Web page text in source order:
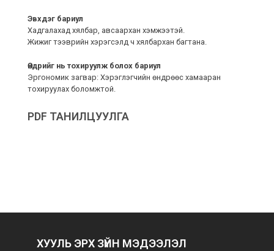
Эвхдэг бариул
Хадгалахад хялбар, авсаархан хэмжээтэй.
Жижиг тээврийн хэрэгсэлд ч хялбархан багтана.
Өндрийг нь тохируулж болох бариул
Эргономик загвар: Хэрэглэгчийн өндрөөс хамааран
тохируулах боломжтой.
PDF ТАНИЛЦУУЛГА
ХУУЛЬ ЭРХ ЗҮЙН МЭДЭЭЛЭЛ